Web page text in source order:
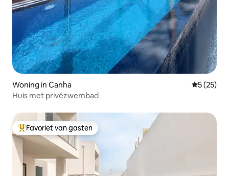
Woning in Canha
5 (25)
Huis met privézwembad
Topfavoriet van gasten
Favoriet van gasten